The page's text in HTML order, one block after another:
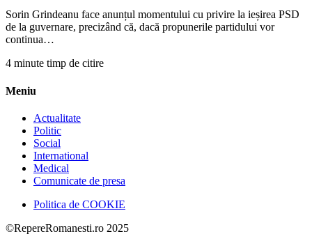
Sorin Grindeanu face anunțul momentului cu privire la ieșirea PSD
de la guvernare, precizând că, dacă propunerile partidului vor
continua…
4 minute timp de citire
Meniu
Actualitate
Politic
Social
International
Medical
Comunicate de presa
Politica de COOKIE
©RepereRomanesti.ro 2025